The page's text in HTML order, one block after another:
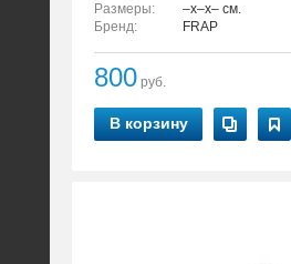
Размеры:
–x–x– см.
Бренд:
FRAP
800 руб.
В корзину